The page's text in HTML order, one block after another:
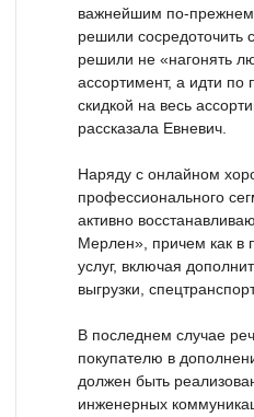
важнейшим по-
решили сосредоточить
решили не «нагонять
ассортимент, а идти
скидкой на весь
рассказала Евневич.
Наряду с онлайном
профессионального
активно
Мерлен», причем как в
услуг, включая
выгрузки,
В последнем случае
покупателю в
должен быть
инженерных